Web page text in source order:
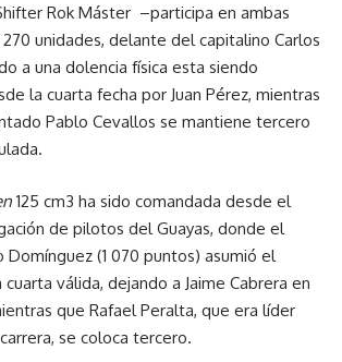
Rok Máster –participa en ambas
unidades, delante del capitalino Carlos
a una dolencia física esta siendo
la cuarta fecha por Juan Pérez, mientras
Pablo Cevallos se mantiene tercero
125 cm3 ha sido comandada desde el
de pilotos del Guayas, donde el
(1 070 puntos) asumió el
válida, dejando a Jaime Cabrera en
que Rafael Peralta, que era líder
se coloca tercero.